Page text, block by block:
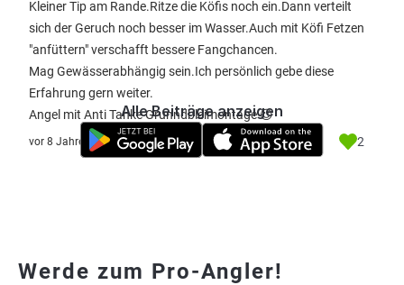
Kleiner Tip am Rande.Ritze die Köfis noch ein.Dann verteilt
sich der Geruch noch besser im Wasser.Auch mit Köfi Fetzen
"anfüttern" verschafft bessere Fangchancen.
Mag Gewässerabhängig sein.Ich persönlich gebe diese
Erfahrung gern weiter.
Angel mit Anti Tanke Grunndbleimontage 😉
vor 8 Jahre 2
Alle Beiträge anzeigen
Werde zum Pro-Angler!